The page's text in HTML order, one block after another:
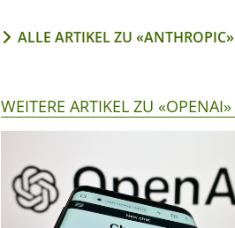
ALLE ARTIKEL ZU «ANTHROPIC»
WEITERE ARTIKEL ZU «OPENAI»